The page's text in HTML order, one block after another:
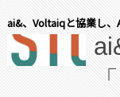
表しまし
たNeX
ai&、Voltaiqと協業し